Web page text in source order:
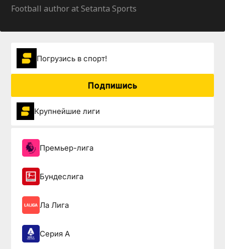
Football author at Setanta Sports
Погрузиcь в спорт!
Подпишись
Крупнейшие лиги
Премьер-лига
Бундеслига
Ла Лига
Серия А